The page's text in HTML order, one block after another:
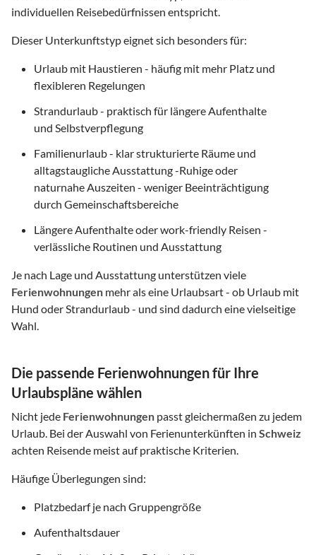
individuellen Reisebedürfnissen entspricht.
Dieser Unterkunftstyp eignet sich besonders für:
Urlaub mit Haustieren - häufig mit mehr Platz und
flexibleren Regelungen
Strandurlaub - praktisch für längere Aufenthalte
und Selbstverpflegung
Familienurlaub - klar strukturierte Räume und
alltagstaugliche Ausstattung -Ruhige oder
naturnahe Auszeiten - weniger Beeinträchtigung
durch Gemeinschaftsbereiche
Längere Aufenthalte oder work-friendly Reisen -
verlässliche Routinen und Ausstattung
Je nach Lage und Ausstattung unterstützen viele
Ferienwohnungen mehr als eine Urlaubsart - ob Urlaub mit
Hund oder Strandurlaub - und sind dadurch eine vielseitige
Wahl.
Die passende Ferienwohnungen für Ihre
Urlaubspläne wählen
Nicht jede Ferienwohnungen passt gleichermaßen zu jedem
Urlaub. Bei der Auswahl von Ferienunterkünften in Schweiz
achten Reisende meist auf praktische Kriterien.
Häufige Überlegungen sind:
Platzbedarf je nach Gruppengröße
Aufenthaltsdauer